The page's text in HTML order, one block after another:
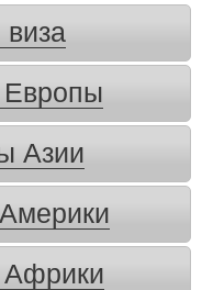
Европы
Азии
Африки